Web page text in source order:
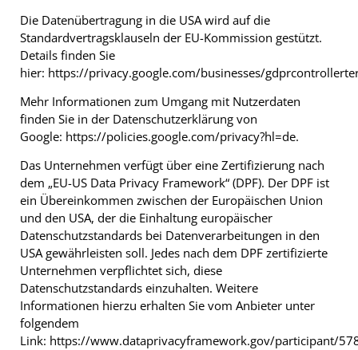
Die Datenübertragung in die USA wird auf die
Standardvertragsklauseln der EU-Kommission gestützt.
Details finden Sie
hier: https://privacy.google.com/businesses/
Mehr Informationen zum Umgang mit Nutzerdaten
finden Sie in der Datenschutzerklärung von
Google: https://policies.google.com/privacy?hl=de.
Das Unternehmen verfügt über eine Zertifizierung nach
dem „EU-US Data Privacy Framework“ (DPF). Der DPF ist
ein Übereinkommen zwischen der Europäischen Union
und den USA, der die Einhaltung europäischer
Datenschutzstandards bei Datenverarbeitungen in den
USA gewährleisten soll. Jedes nach dem DPF zertifizierte
Unternehmen verpflichtet sich, diese
Datenschutzstandards einzuhalten. Weitere
Informationen hierzu erhalten Sie vom Anbieter unter
folgendem
Link: https://www.dataprivacyframework.gov/participant/